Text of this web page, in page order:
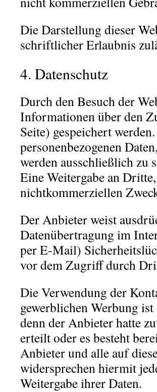
Die Darstellung dieser
schriftlicher Erlaubnis
4. Datenschutz
Durch den Besuch der
Informationen über den
Seite) gespeichert
personenbezogenen
werden ausschließlich zu
Eine Weitergabe an
nichtkommerziellen
Der Anbieter weist
Datenübertragung im
per E-Mail)
vor dem Zugriff durch
Die Verwendung der
gewerblichen Werbung
denn der Anbieter hatte
erteilt oder es besteht
Anbieter und alle auf
widersprechen hiermit
Weitergabe ihrer Daten.